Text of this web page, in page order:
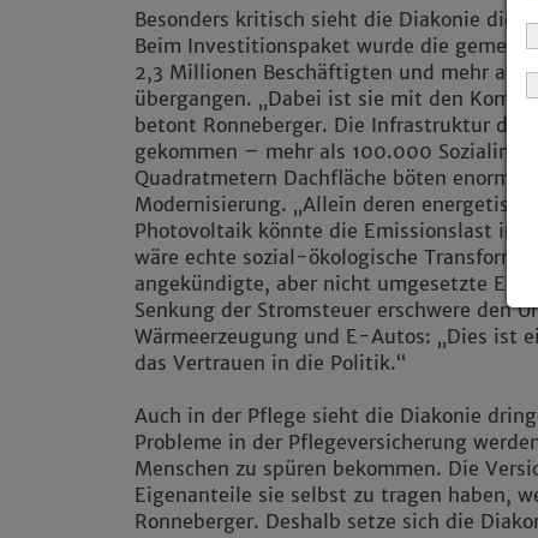
Besonders kritisch sieht die Diakonie die
Beim Investitionspaket wurde die
2,3 Millionen Beschäftigten und mehr als
übergangen. „Dabei ist sie mit den
betont Ronneberger. Die Infrastruktur der
gekommen – mehr als 100.000
Quadratmetern Dachfläche böten
Modernisierung. „Allein deren
Photovoltaik könnte die Emissionslast in
wäre echte sozial-ökologische
angekündigte, aber nicht umgesetzte
Senkung der Stromsteuer erschwere den
Wärmeerzeugung und E-Autos: „Dies ist
das Vertrauen in die Politik.“
Auch in der Pflege sieht die Diakonie
Probleme in der Pflegeversicherung
Menschen zu spüren bekommen. Die
Eigenanteile sie selbst zu tragen haben,
Ronneberger. Deshalb setze sich die